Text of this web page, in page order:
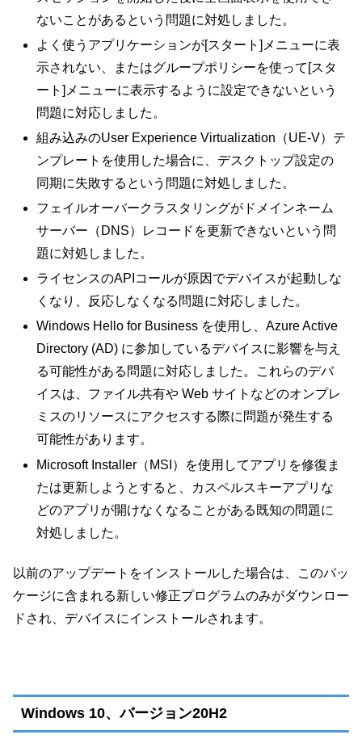
ないことがあるという問題に対処しました。
よく使うアプリケーションが[スタート]メニューに表
示されない、またはグループポリシーを使って[スタ
ート]メニューに表示するように設定できないという
問題に対応しました。
組み込みのUser Experience Virtualization（UE-V）テ
ンプレートを使用した場合に、デスクトップ設定の
同期に失敗するという問題に対処しました。
フェイルオーバークラスタリングがドメインネーム
サーバー（DNS）レコードを更新できないという問
題に対処しました。
ライセンスのAPIコールが原因でデバイスが起動しな
くなり、反応しなくなる問題に対応しました。
Windows Hello for Business を使用し、Azure Active
Directory (AD) に参加しているデバイスに影響を与え
る可能性がある問題に対応しました。これらのデバ
イスは、ファイル共有や Web サイトなどのオンプレ
ミスのリソースにアクセスする際に問題が発生する
可能性があります。
Microsoft Installer（MSI）を使用してアプリを修復ま
たは更新しようとすると、カスペルスキーアプリな
どのアプリが開けなくなることがある既知の問題に
対処しました。
以前のアップデートをインストールした場合は、このパッ
ケージに含まれる新しい修正プログラムのみがダウンロー
ドされ、デバイスにインストールされます。
Windows 10、バージョン20H2